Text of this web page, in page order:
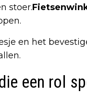
stoer.
en het
een rol